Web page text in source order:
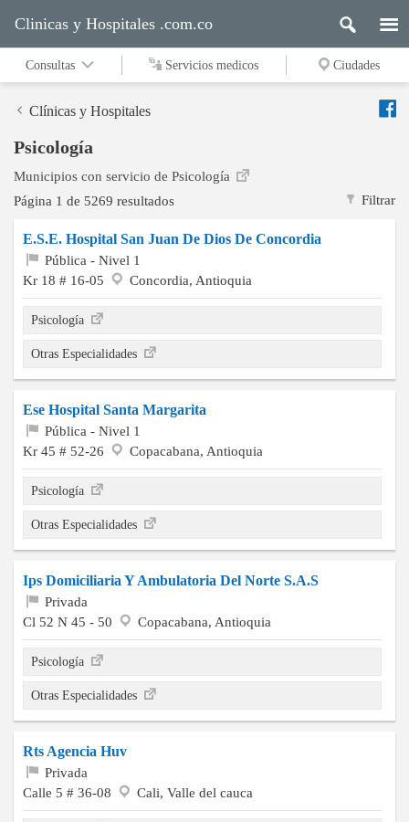
Clinicas y Hospitales .com.co
Consultas Servicios medicos Ciudades
Clínicas y Hospitales
Psicología
Municipios con servicio de Psicología
Filtrar
Página 1 de 5269 resultados
E.S.E. Hospital San Juan De Dios De Concordia
Pública - Nivel 1
Kr 18 # 16-05
Concordia, Antioquia
Psicología
Otras Especialidades
Ese Hospital Santa Margarita
Pública - Nivel 1
Kr 45 # 52-26
Copacabana, Antioquia
Psicología
Otras Especialidades
Ips Domiciliaria Y Ambulatoria Del Norte S.A.S
Privada
Cl 52 N 45 - 50
Copacabana, Antioquia
Psicología
Otras Especialidades
Rts Agencia Huv
Privada
Calle 5 # 36-08
Cali, Valle del cauca